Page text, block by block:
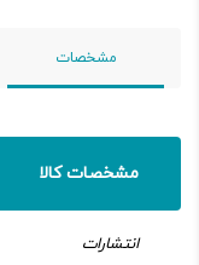
مشخصات
مشخصات کالا
انتشارات